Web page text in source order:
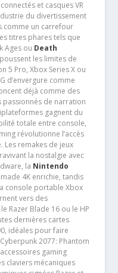
et casques VR
du divertissement
comme un carrefour
titres phares tels que
Ages ou Death
les limites de
5 Pro, Xbox Series X ou
d’envergure comme
déjà comme des
de narration
gagnent du
totale entre console,
révolutionne l’accès
Les remakes de jeux
la nostalgie avec
la Nintendo
4K enrichie, tandis
console portable Xbox
vers des
Razer Blade 16 ou le HP
dernières cartes
idéales pour faire
2077: Phantom
gaming
claviers mécaniques